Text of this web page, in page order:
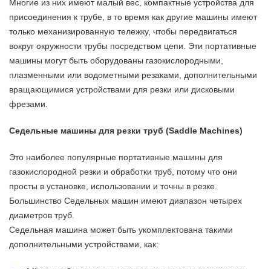
Многие из них имеют малый вес, компактные устройства для
присоединения к трубе, в то время как другие машины имеют
только механизированную тележку, чтобы передвигаться
вокруг окружности трубы посредством цепи. Эти портативные
машины могут быть оборудованы газокислородными,
плазменными или водометными резаками, дополнительными
вращающимися устройствами для резки или дисковыми
фрезами.
Седельные машины для резки труб (Saddle Machines)
Это наиболее популярные портативные машины для
газокислородной резки и обработки труб, потому что они
просты в установке, использовании и точны в резке.
Большинство Седельных машин имеют диапазон четырех
диаметров труб.
Седельная машина может быть укомплектована такими
дополнительными устройствами, как: